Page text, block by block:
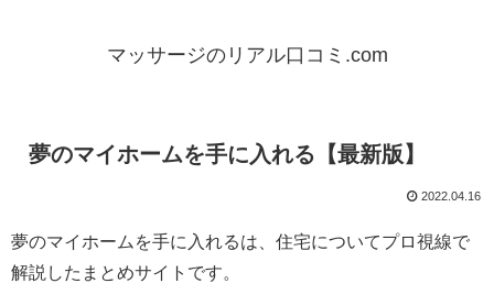
マッサージのリアル口コミ.com
夢のマイホームを手に入れる【最新版】
2022.04.16
夢のマイホームを手に入れるは、住宅についてプロ視線で
解説したまとめサイトです。